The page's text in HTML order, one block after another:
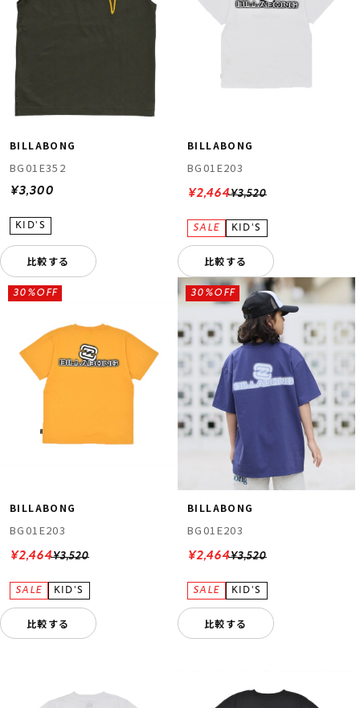
BILLABONG
BG01E352
¥3,300
比較する
BILLABONG
BG01E203
¥3,520
¥2,464
比較する
BILLABONG
BG01E203
¥3,520
30%OFF
¥2,464
比較する
BILLABONG
BG01E203
¥3,520
30%OFF
¥2,464
比較する